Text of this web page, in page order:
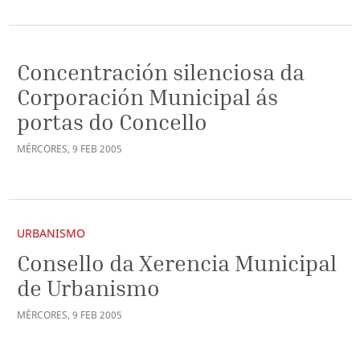
Concentración silenciosa da
Corporación Municipal ás
portas do Concello
MÉRCORES, 9 FEB 2005
URBANISMO
Consello da Xerencia Municipal
de Urbanismo
MÉRCORES, 9 FEB 2005